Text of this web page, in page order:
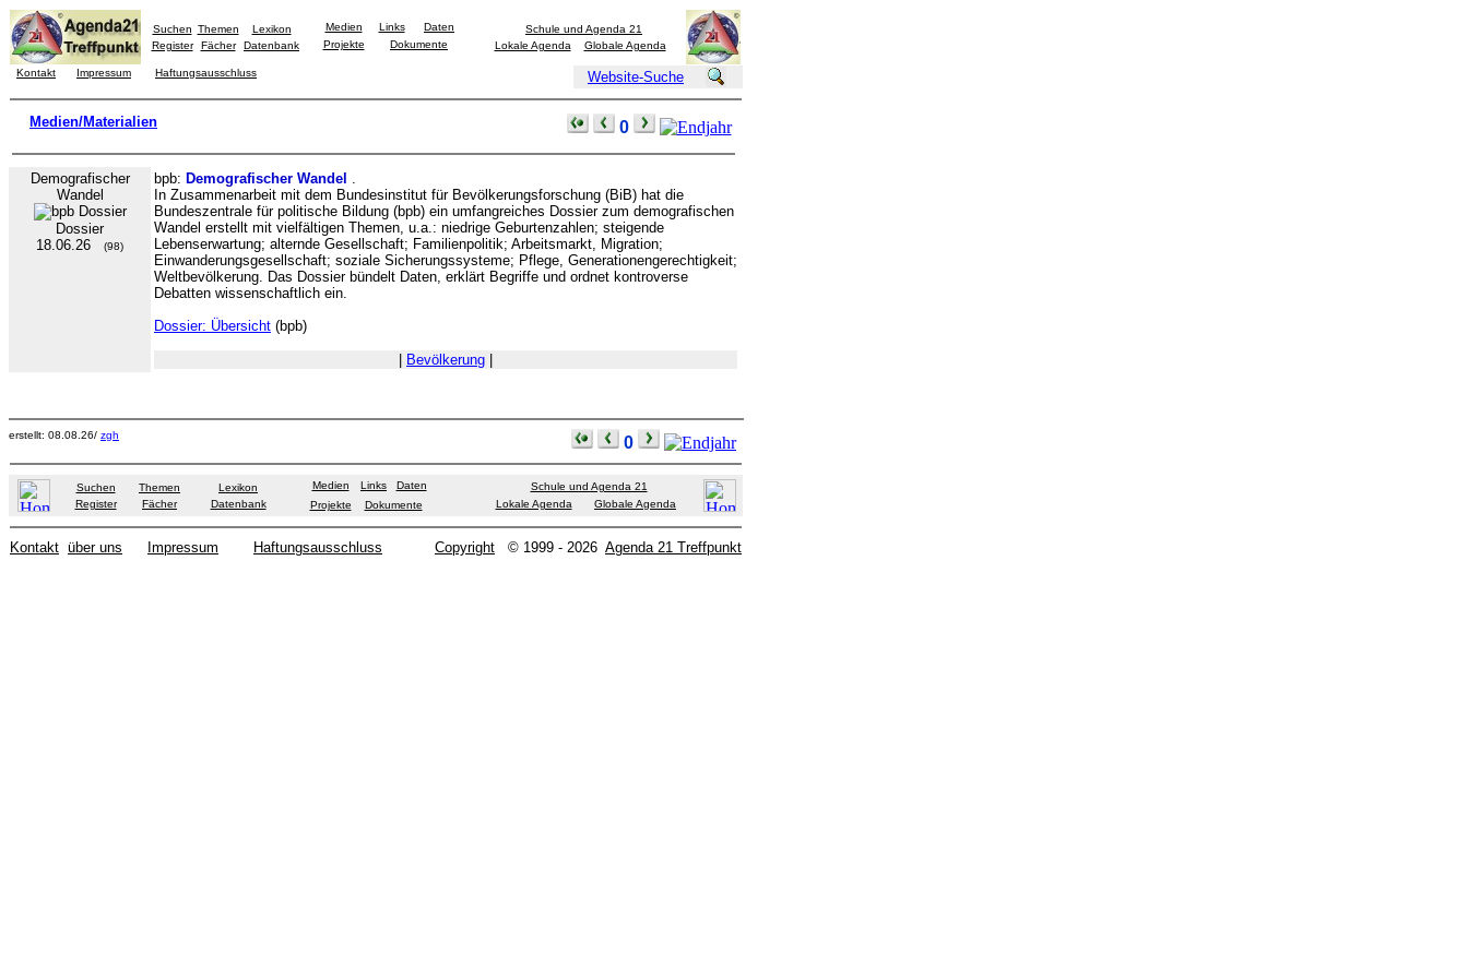
Suchen Themen
Lexikon
Register
Fächer Datenbank
Medien Links
Daten
Projekte
Dokumente
Schule und Agenda 21
Lokale Agenda
Globale Agenda
Kontakt Impressum Haftungsausschluss Website-Suche
Medien/Materialien 0
Demografischer
Wandel
Dossier
18.06.26
(98)
bpb: Demografischer Wandel .
In Zusammenarbeit mit dem Bundesinstitut für Bevölkerungsforschung (BiB) hat die
Bundeszentrale für politische Bildung (bpb) ein umfangreiches Dossier zum demografischen
Wandel erstellt mit vielfältigen Themen, u.a.: niedrige Geburtenzahlen; steigende
Lebenserwartung; alternde Gesellschaft; Familienpolitik; Arbeitsmarkt, Migration;
Einwanderungsgesellschaft; soziale Sicherungssysteme; Pflege, Generationengerechtigkeit;
Weltbevölkerung. Das Dossier bündelt Daten, erklärt Begriffe und ordnet kontroverse
Debatten wissenschaftlich ein.
Dossier: Übersicht (bpb)
Bevölkerung
erstellt: 08.08.26/ zgh 0
Suchen Themen
Lexikon
Register
Fächer Datenbank
Medien Links
Daten
Projekte
Dokumente
Schule und Agenda 21
Lokale Agenda
Globale Agenda
Kontakt über uns Impressum Haftungsausschluss Copyright © 1999 - 2026 Agenda 21 Treffpunkt